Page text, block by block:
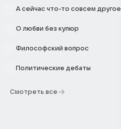
А сейчас что-то совсем другое
О любви без купюр
Философский вопрос
Политические дебаты
Смотреть все